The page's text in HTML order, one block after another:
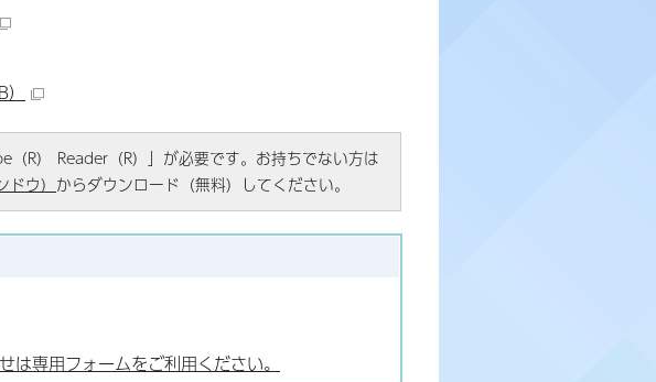
R） Reader（R）」が必要です。お持ちでない方は
ウ） からダウンロード（無料）してください。
専用フォームをご利用ください。